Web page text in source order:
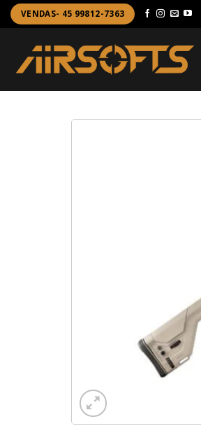
Skip
to
content
VENDAS- 45 99812-7363